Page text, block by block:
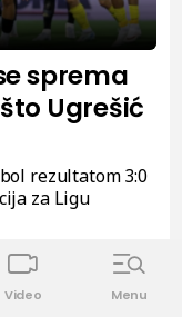
sprema
Ugrešić
rezultatom 3:0
za Ligu
0
Video Menu